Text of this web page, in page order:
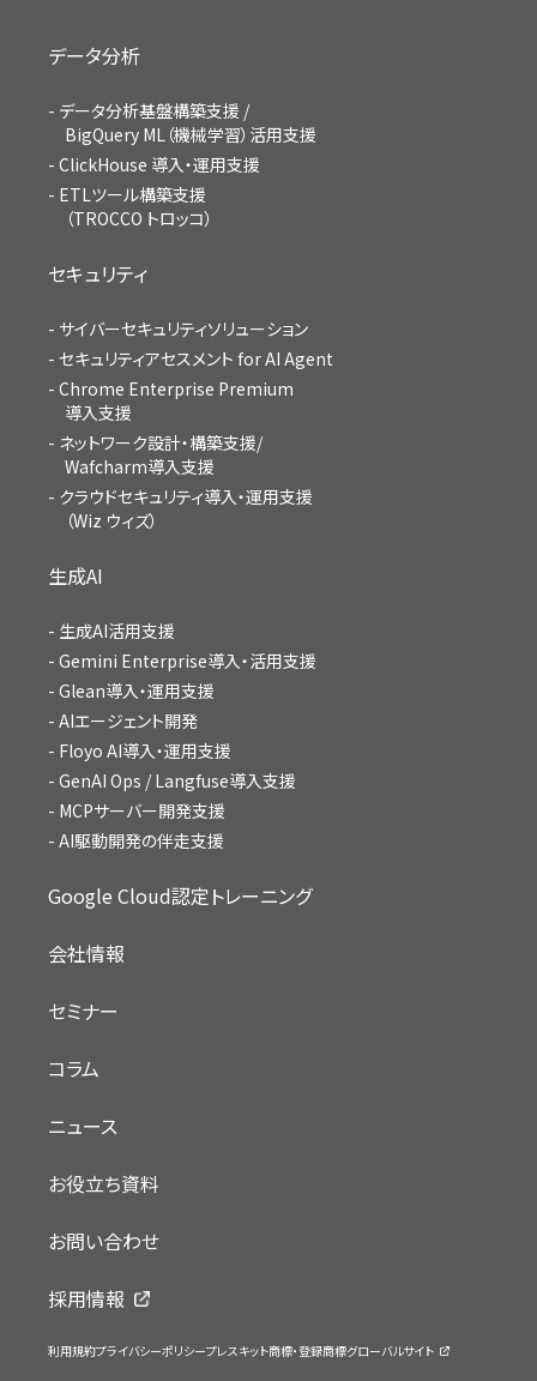
データ分析
データ分析基盤構築支援 /
BigQuery ML（機械学習）活用支援
ClickHouse 導入・運用支援
ETLツール構築支援
（TROCCO トロッコ）
セキュリティ
サイバーセキュリティソリューション
セキュリティアセスメント for AI Agent
Chrome Enterprise Premium
導入支援
ネットワーク設計・構築支援/
Wafcharm導入支援
クラウドセキュリティ導入・運用支援
（Wiz ウィズ）
生成AI
生成AI活用支援
Gemini Enterprise導入・活用支援
Glean導入・運用支援
AIエージェント開発
Floyo AI導入・運用支援
GenAI Ops / Langfuse導入支援
MCPサーバー開発支援
AI駆動開発の伴走支援
Google Cloud認定トレーニング
会社情報
セミナー
コラム
ニュース
お役立ち資料
お問い合わせ
採用情報
利用規約プライバシーポリシープレスキット商標・登録商標グローバルサイト